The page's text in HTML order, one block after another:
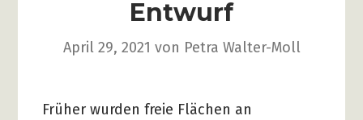
Entwurf
April 29, 2021 von Petra Walter-Moll
Früher wurden freie Flächen an